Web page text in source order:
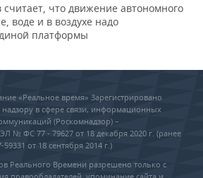
что движение автономного
воде и в воздухе надо
платформы
«Реальное время» Зарегистрировано
в сфере связи, информационных
(Роскомнадзор) –
№ ФС 77 - 79627 от 18 декабря 2020 г. (ранее
от 18 сентября 2014 г.)
Реального Времени разрешено только с